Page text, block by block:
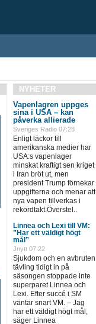
NYHETER
Vapenlagren uppges
sina i USA – kan
påverka allierade
Sveriges Radio 07:28
Enligt läckor till
amerikanska medier har
USA:s vapenlager
minskat kraftigt sen kriget
i Iran bröt ut, men
president Trump förnekar
uppgifterna och menar att
nya vapen tillverkas i
rekordtakt.Överstel..
Linnea och Lexi till VM:
”Har ett väldigt högt
mål”
Jnytt 07:22
Sjukdom och en avbruten
tävling tidigt in på
säsongen stoppade inte
superparet Linnea och
Lexi. Efter succé i SM
väntar snart VM. – Jag
har ett väldigt högt mål,
säger Linnea